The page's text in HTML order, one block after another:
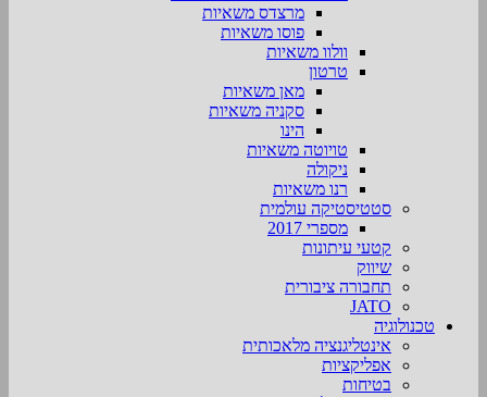
מרצדס משאיות
פוסו משאיות
וולוו משאיות
טרטון
מאן משאיות
סקניה משאיות
הינו
טויוטה משאיות
ניקולה
רנו משאיות
סטטיסטיקה עולמית
מספרי 2017
קטעי עיתונות
שיווק
תחבורה ציבורית
JATO
טכנולוגיה
אינטליגנציה מלאכותית
אפליקציות
בטיחות